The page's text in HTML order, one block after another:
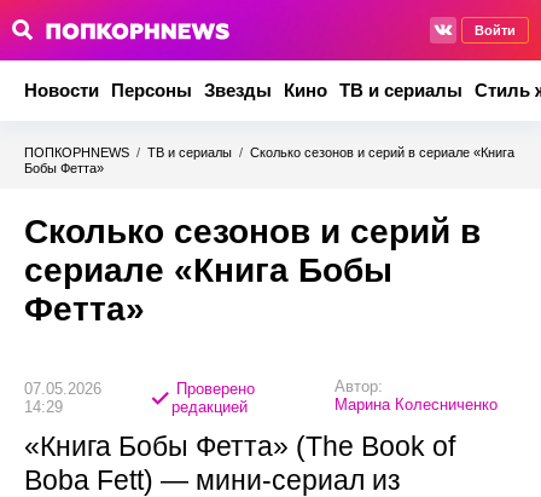
Войти
Новости Персоны Звезды Кино ТВ и сериалы Стиль
ПОПКОРНNEWS / ТВ и сериалы / Сколько сезонов и серий в сериале «Книга
Бобы Фетта»
Сколько сезонов и серий в
сериале «Книга Бобы
Фетта»
07.05.2026
14:29
Проверено
редакцией
Автор:
Марина Колесниченко
«Книга Бобы Фетта» (The Book of
Boba Fett) — мини-сериал из